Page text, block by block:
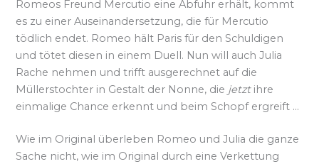
Romeos Freund Mercutio eine Abfuhr erhält, kommt
es zu einer Auseinandersetzung, die für Mercutio
tödlich endet. Romeo hält Paris für den Schuldigen
und tötet diesen in einem Duell. Nun will auch Julia
Rache nehmen und trifft ausgerechnet auf die
Müllerstochter in Gestalt der Nonne, die jetztihre
einmalige Chance erkennt und beim Schopf ergreift …
Wie im Original überleben Romeo und Julia die ganze
Sache nicht, wie im Original durch eine Verkettung